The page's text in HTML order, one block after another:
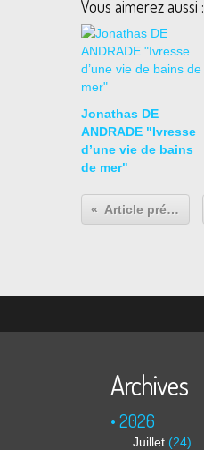
Vous aimerez aussi :
Jonathas DE
ANDRADE "Ivresse
d’une vie de bains
de mer"
Article précédent
Archives
2026
Juillet (24)